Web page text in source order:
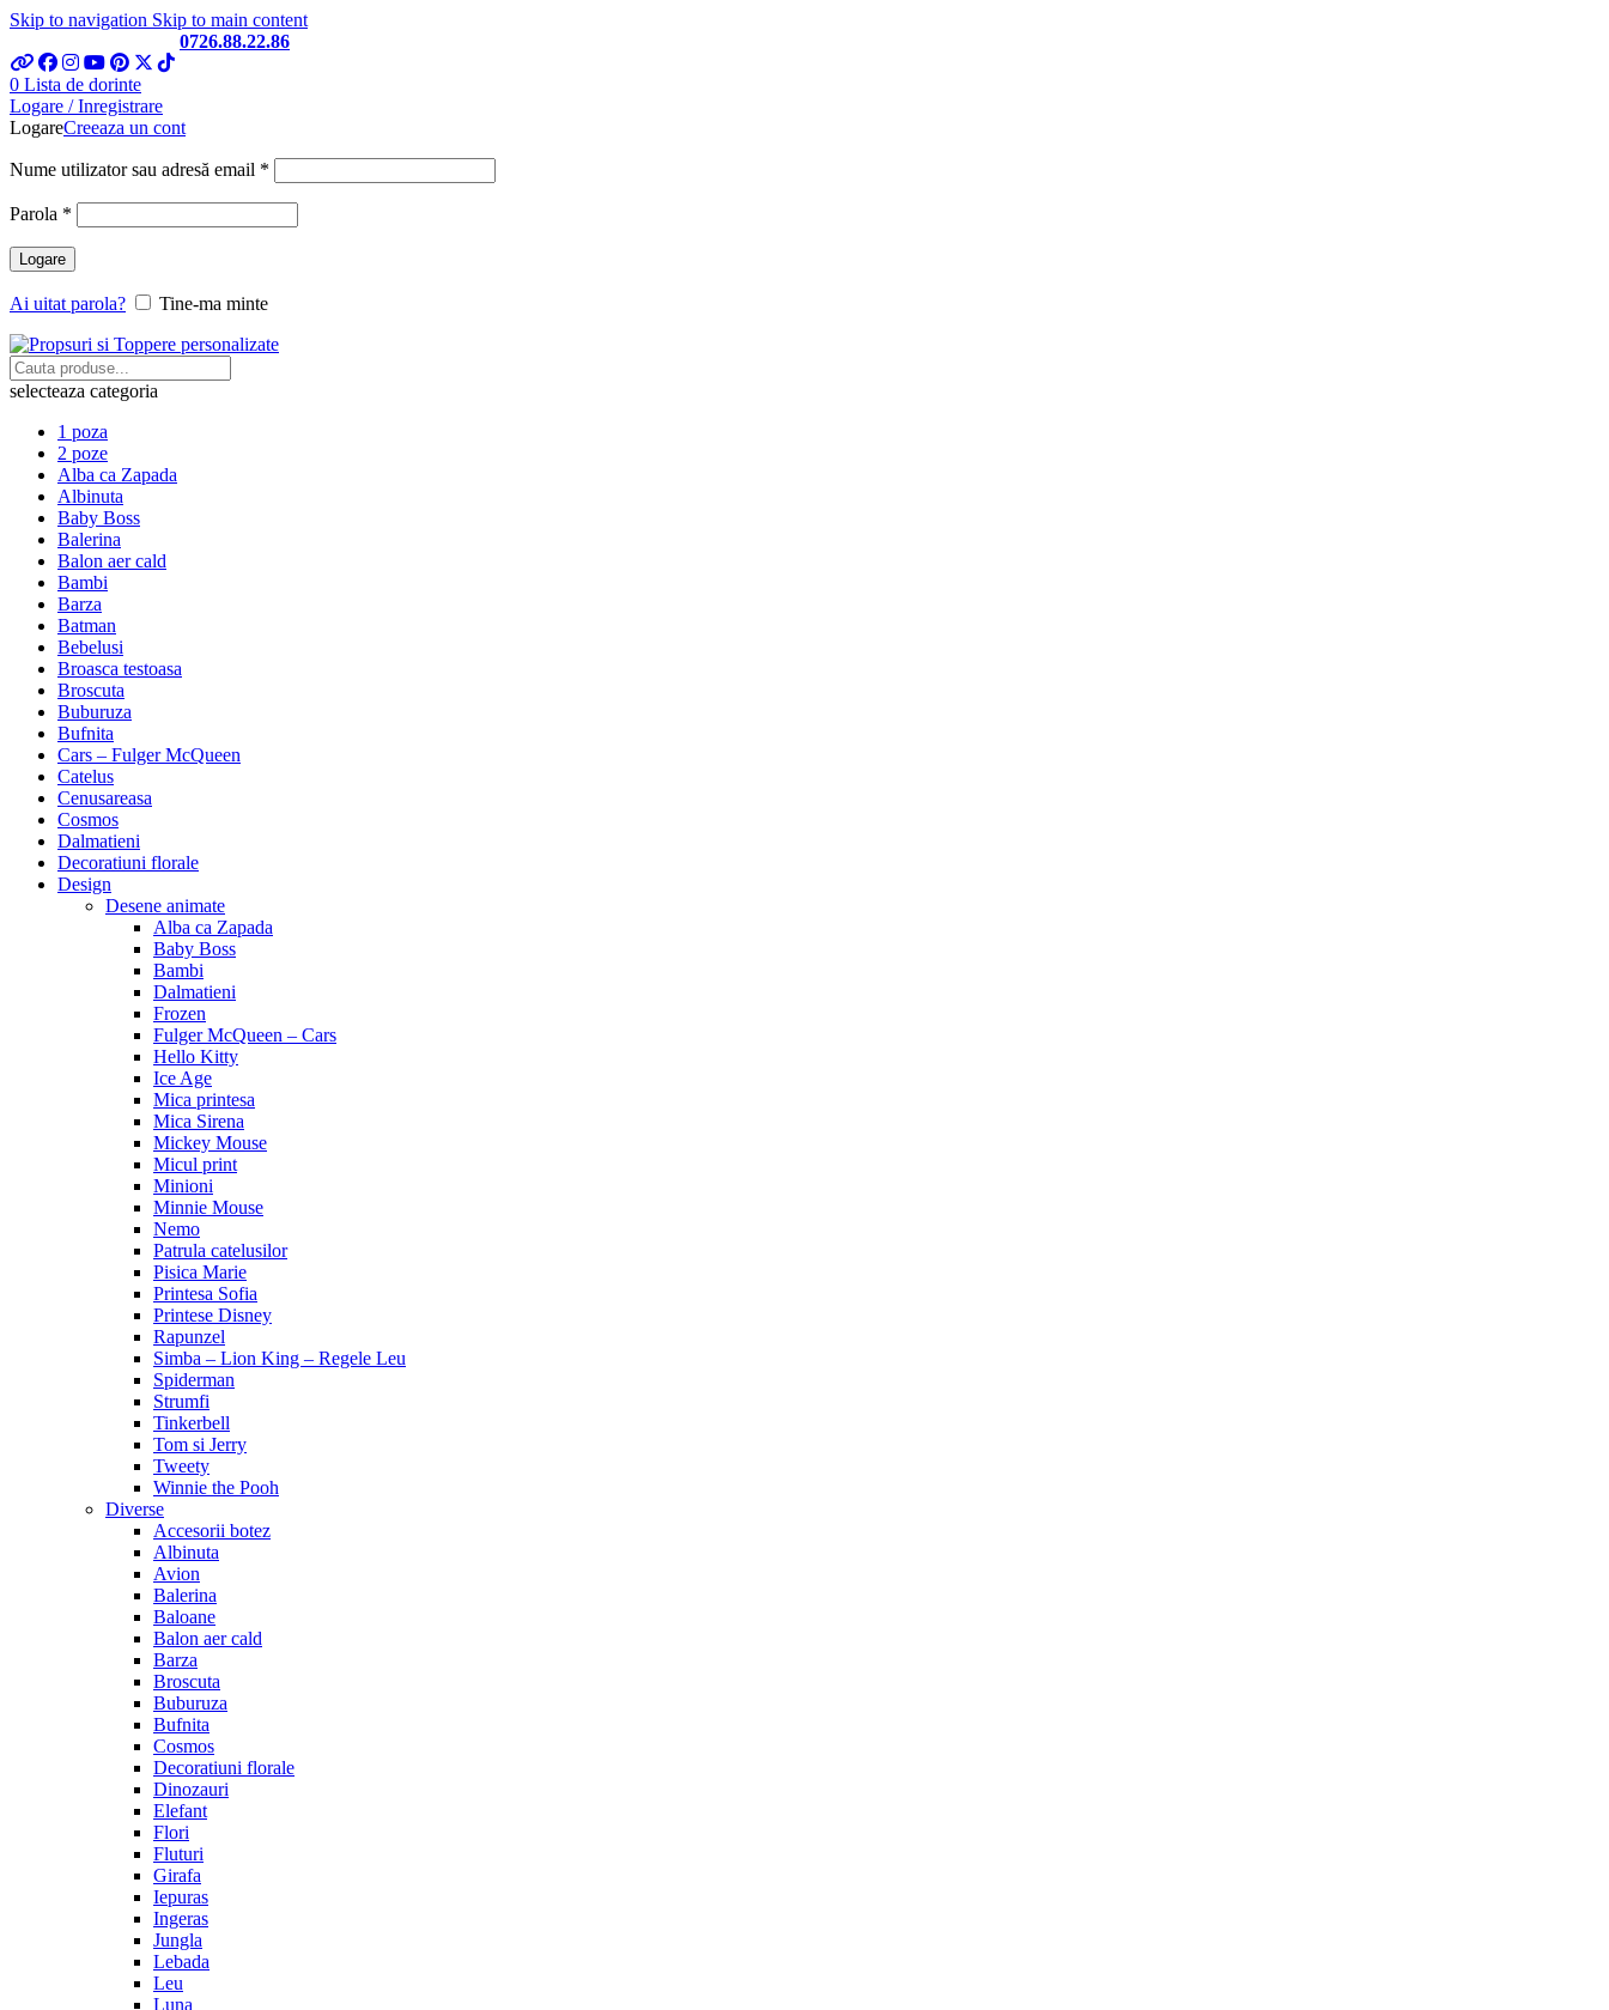
Skip to navigation Skip to main content
0726.88.22.86
0 Lista de dorinte
Logare / Inregistrare
LogareCreeaza un cont
Nume utilizator sau adresă email *
Parola *
Logare
Ai uitat parola? Tine-ma minte
selecteaza categoria
1 poza
2 poze
Alba ca Zapada
Albinuta
Baby Boss
Balerina
Balon aer cald
Bambi
Barza
Batman
Bebelusi
Broasca testoasa
Broscuta
Buburuza
Bufnita
Cars – Fulger McQueen
Catelus
Cenusareasa
Cosmos
Dalmatieni
Decoratiuni florale
Design
Desene animate
Alba ca Zapada
Baby Boss
Bambi
Dalmatieni
Frozen
Fulger McQueen – Cars
Hello Kitty
Ice Age
Mica printesa
Mica Sirena
Mickey Mouse
Micul print
Minioni
Minnie Mouse
Nemo
Patrula catelusilor
Pisica Marie
Printesa Sofia
Printese Disney
Rapunzel
Simba – Lion King – Regele Leu
Spiderman
Strumfi
Tinkerbell
Tom si Jerry
Tweety
Winnie the Pooh
Diverse
Accesorii botez
Albinuta
Avion
Balerina
Baloane
Balon aer cald
Barza
Broscuta
Buburuza
Bufnita
Cosmos
Decoratiuni florale
Dinozauri
Elefant
Flori
Fluturi
Girafa
Iepuras
Ingeras
Jungla
Lebada
Leu
Luna